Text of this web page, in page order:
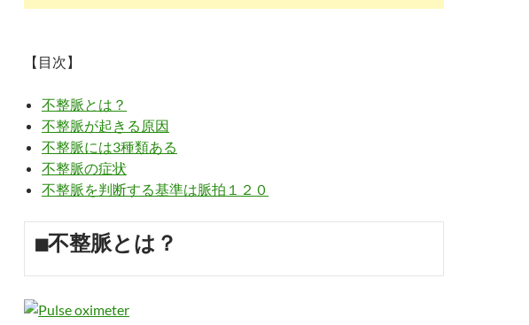
【目次】
不整脈とは？
不整脈が起きる原因
不整脈には3種類ある
不整脈の症状
不整脈を判断する基準は脈拍１２０
■不整脈とは？